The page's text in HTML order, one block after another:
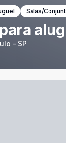
Salas/
- SP